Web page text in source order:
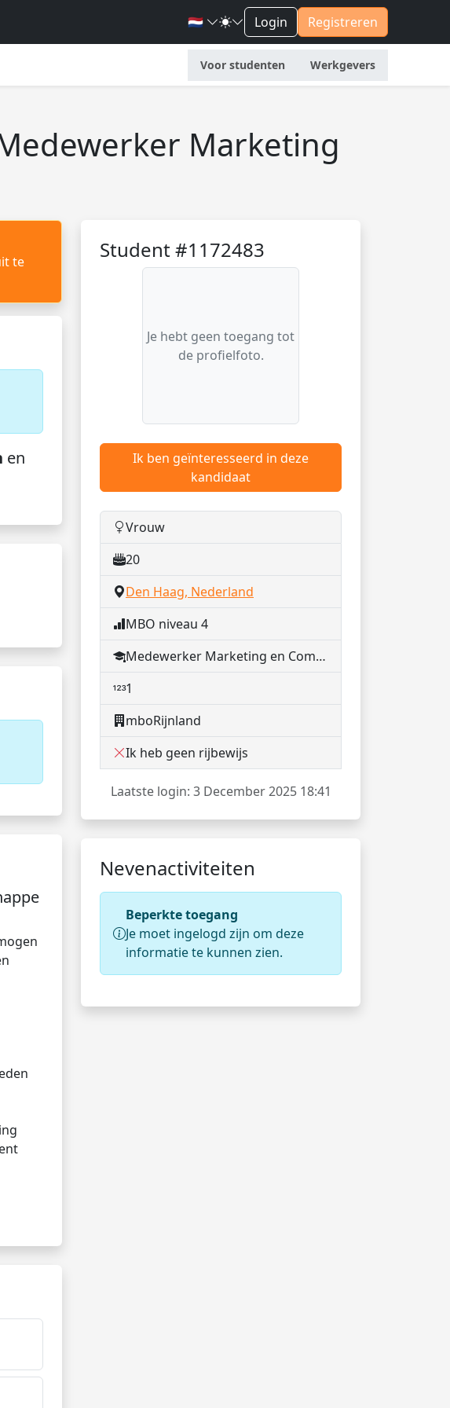
🇳🇱 Login Registreren
Voor studenten Werkgevers
Marketing
Student #1172483
Je hebt geen toegang tot
de profielfoto.
Ik ben geïnteresseerd in deze
kandidaat
Vrouw
20
Den Haag, Nederland
MBO niveau 4
Medewerker Marketing en Communicatie
1
mboRijnland
Ik heb geen rijbewijs
Laatste login: 3 December 2025 18:41
Nevenactiviteiten
Beperkte toegang
Je moet ingelogd zijn om deze
informatie te kunnen zien.
te
en